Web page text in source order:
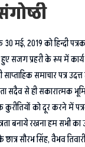
30 मई, 2019 को
प्रहरी के रूप में
समाचार पत्र
सदैव से ही सकारात्मक
को दूर करने में
रखना हम सभी का
सौरभ सिंह, वैभव